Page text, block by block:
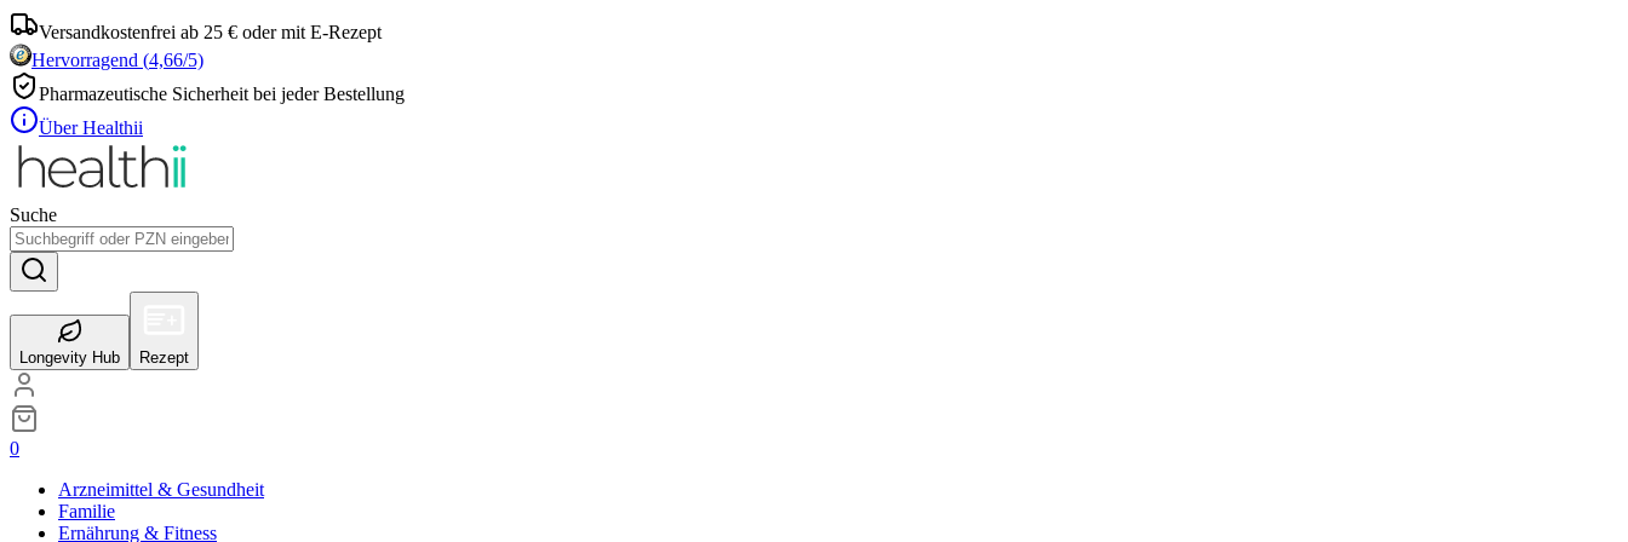
Versandkostenfrei ab 25 € oder mit E-Rezept
Hervorragend (4,66/5)
Pharmazeutische Sicherheit bei jeder Bestellung
Über Healthii
Suche
Longevity Hub Rezept
0
Arzneimittel & Gesundheit
Familie
Ernährung & Fitness